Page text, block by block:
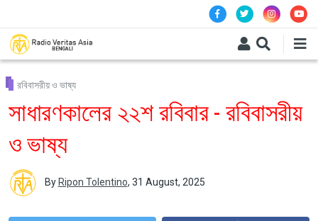
রবিবাসরীয় ও ভাষ্য
সাধারণকালের ২২শ রবিবার - রবিবাসরীয়
ও ভাষ্য
By Ripon Tolentino, 31 August, 2025